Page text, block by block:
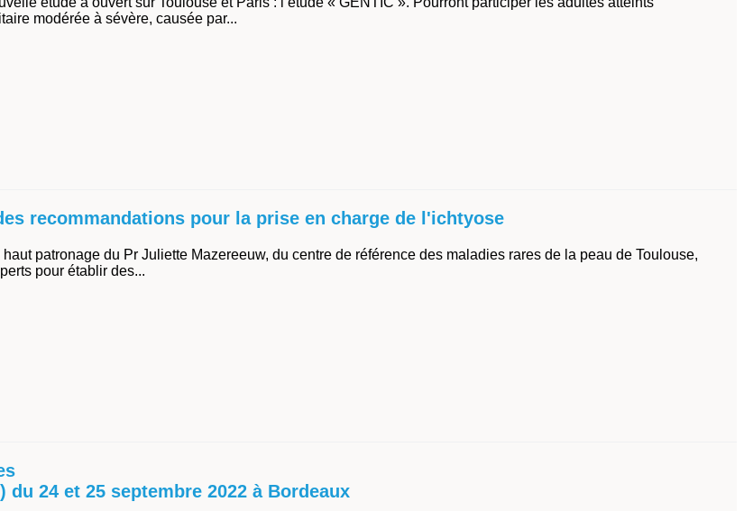
modérée à sévère, causée par...
recommandations pour la prise en charge de l'ichtyose
patronage du Pr Juliette Mazereeuw, du centre de référence des maladies rares de la peau de Toulouse,
pour établir des...
du 24 et 25 septembre 2022 à Bordeaux